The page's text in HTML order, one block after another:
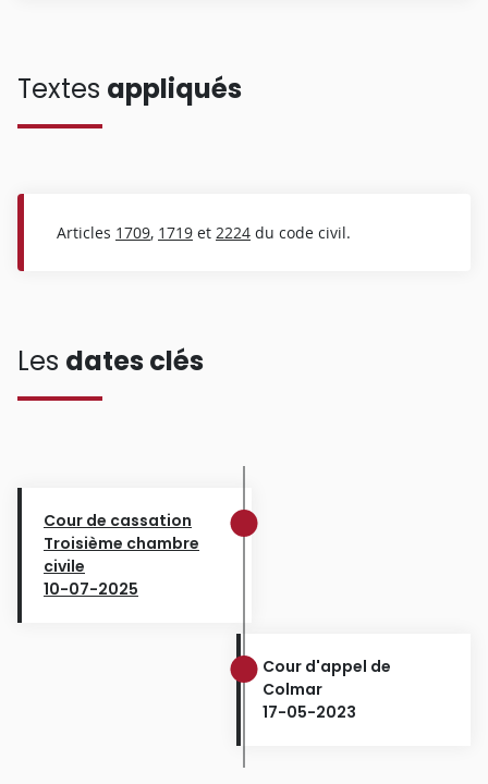
Textes appliqués
Articles 1709, 1719 et 2224 du code civil.
Les dates clés
Cour de cassation
Troisième chambre
civile
10-07-2025
Cour d'appel de
Colmar
17-05-2023